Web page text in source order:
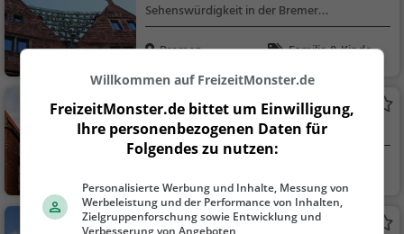
Sehenswürdigkeit in der Bremer
Böttcherstraße
Bremen
Familie & Kinder,
Sehenswürdigkeit
Atlantis
Kino in Bremen
Theater & Kino
Schütting Bremen
Willkommen auf FreizeitMonster.de
FreizeitMonster.de bittet um Einwilligung,
Ihre personenbezogenen Daten für
Folgendes zu nutzen:
Personalisierte Werbung und Inhalte, Messung von
Werbeleistung und der Performance von Inhalten,
Zielgruppenforschung sowie Entwicklung und
Verbesserung von Angeboten